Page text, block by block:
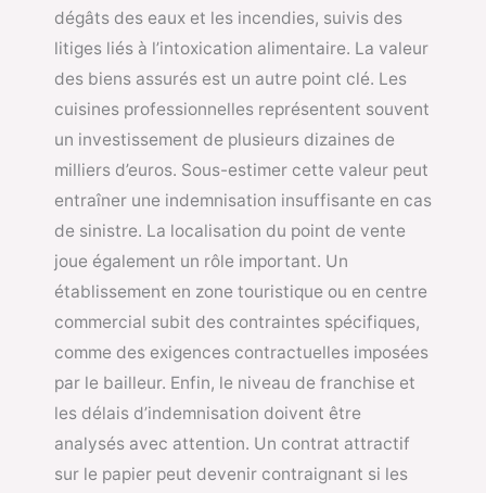
dégâts des eaux et les incendies, suivis des
litiges liés à l’intoxication alimentaire. La valeur
des biens assurés est un autre point clé. Les
cuisines professionnelles représentent souvent
un investissement de plusieurs dizaines de
milliers d’euros. Sous-estimer cette valeur peut
entraîner une indemnisation insuffisante en cas
de sinistre. La localisation du point de vente
joue également un rôle important. Un
établissement en zone touristique ou en centre
commercial subit des contraintes spécifiques,
comme des exigences contractuelles imposées
par le bailleur. Enfin, le niveau de franchise et
les délais d’indemnisation doivent être
analysés avec attention. Un contrat attractif
sur le papier peut devenir contraignant si les